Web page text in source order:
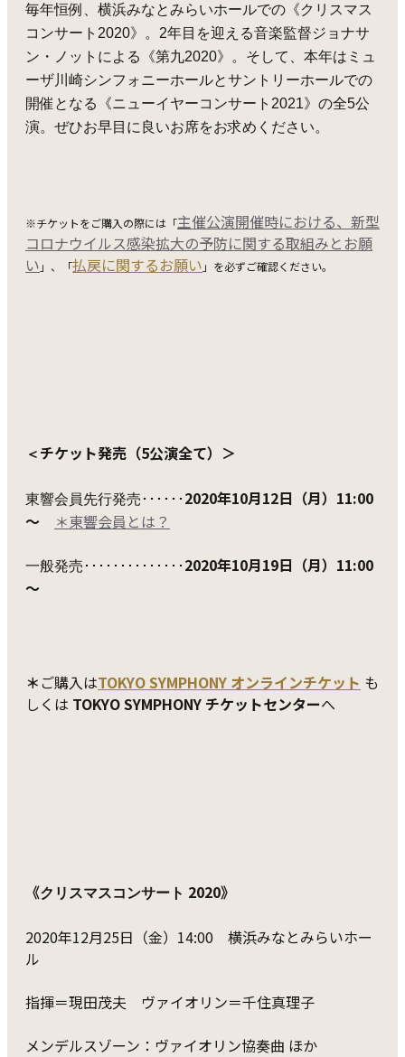
毎年恒例、横浜みなとみらいホールでの《クリスマス
コンサート2020》。2年目を迎える音楽監督ジョナサ
ン・ノットによる《第九2020》。そして、本年はミュ
ーザ川崎シンフォニーホールとサントリーホールでの
開催となる《ニューイヤーコンサート2021》の全5公
演。 ぜひお早目に良いお席をお求めください。
※チケットをご購入の際には「主催公演開催時における、新型
コロナウイルス感染拡大の予防に関する取組みとお願
い 」、「払戻に関するお願い 」を必ずご確認ください。
＜ チケット発売（5公演全て）＞
東響会員先行発売･･････ 2020年10月12日（月）11:00
～
＊東響会員とは？
一般発売･･････････････ 2020年10月19日（月）11:00
～
＊ ご購入はTOKYO SYMPHONY オンラインチケット も
しくは TOKYO SYMPHONY チケットセンターへ
《クリスマスコンサート 2020》
2020年12月25日（金）14:00 横浜みなとみらいホー
ル
指揮＝現田茂夫 ヴァイオリン＝千住真理子
メンデルスゾーン：ヴァイオリン協奏曲 ほか